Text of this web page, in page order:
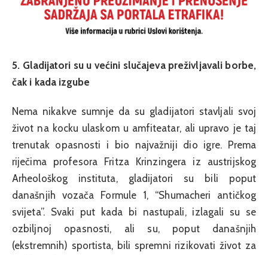
5. Gladijatori su u većini slučajeva preživljavali borbe,
čak i kada izgube
Nema nikakve sumnje da su gladijatori stavljali svoj
život na kocku ulaskom u amfiteatar, ali upravo je taj
trenutak opasnosti i bio najvažniji dio igre. Prema
riječima profesora Fritza Krinzingera iz austrijskog
Arheološkog instituta, gladijatori su bili poput
današnjih vozača Formule 1, “Shumacheri antičkog
svijeta”. Svaki put kada bi nastupali, izlagali su se
ozbiljnoj opasnosti, ali su, poput današnjih
(ekstremnih) sportista, bili spremni rizikovati život za